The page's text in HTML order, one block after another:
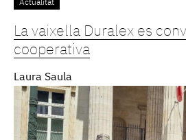
Actualitat
La vaixella Duralex es
cooperativa
Laura Saula